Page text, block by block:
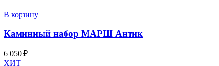
В корзину
Каминный набор МАРШ Антик
6 050 ₽
ХИТ